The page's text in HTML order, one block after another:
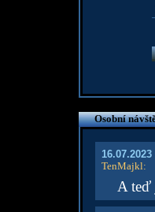
Osobní
16.07.2023
TenMajkl:
A teď